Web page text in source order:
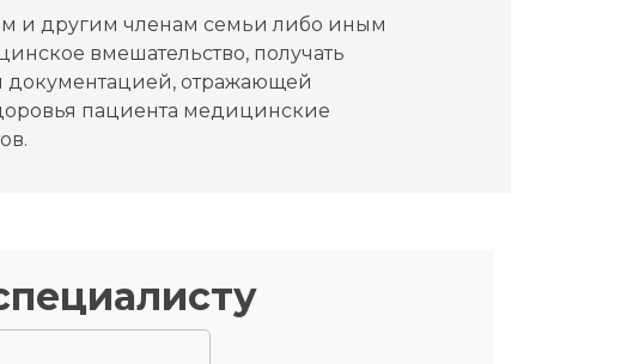
и другим членам семьи либо иным
вмешательство, получать
документацией, отражающей
пациента медицинские